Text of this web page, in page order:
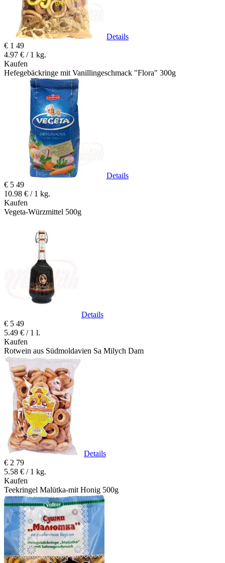
Details
€ 1 49
4.97 € / 1 kg.
Kaufen
Hefegebäckringe mit Vanillingeschmack "Flora" 300g
Details
€ 5 49
10.98 € / 1 kg.
Kaufen
Vegeta-Würzmittel 500g
Details
€ 5 49
5.49 € / 1 l.
Kaufen
Rotwein aus Südmoldavien Sa Milych Dam
Details
€ 2 79
5.58 € / 1 kg.
Kaufen
Teekringel Malütka-mit Honig 500g